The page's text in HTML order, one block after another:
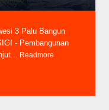
3 Palu Bangun
- Pembangunan
Readmore